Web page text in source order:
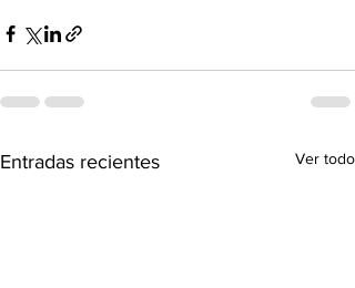
Entradas recientes Ver todo